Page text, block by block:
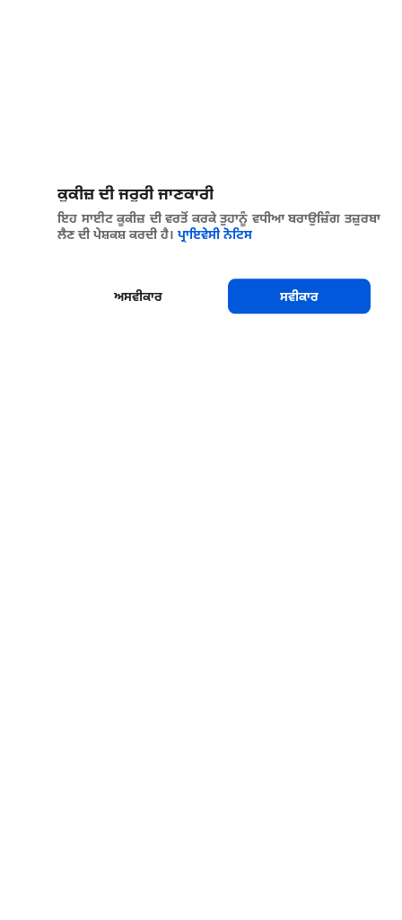
ਕੂਕੀਜ਼ ਦੀ ਜਰੂਰੀ ਜਾਣਕਾਰੀ
ਇਹ ਸਾਈਟ ਕੂਕੀਜ਼ ਦੀ ਵਰਤੋਂ ਕਰਕੇ ਤੁਹਾਨੂੰ ਵਧੀਆ ਬਰਾਉਜ਼ਿੰਗ ਤਜ਼ੁਰਬਾ
ਲੈਣ ਦੀ ਪੇਸ਼ਕਸ਼ ਕਰਦੀ ਹੈ।ਪ੍ਰਾਇਵੇਸੀ ਨੋਟਿਸ
ਅਸਵੀਕਾਰ ਸਵੀਕਾਰ